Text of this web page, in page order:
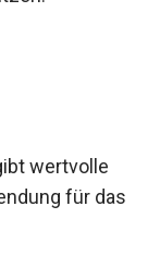
wertvolle
für das